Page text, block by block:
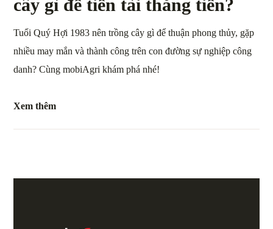
cây gì để tiền tài thăng tiến?
Tuổi Quý Hợi 1983 nên trồng cây gì để thuận phong thủy, gặp
nhiều may mắn và thành công trên con đường sự nghiệp công
danh? Cùng mobiAgri khám phá nhé!
Xem thêm